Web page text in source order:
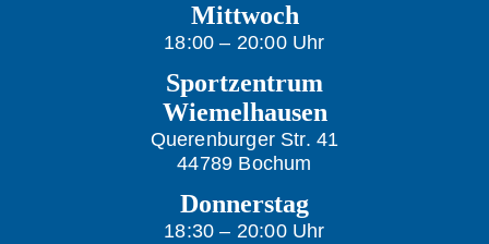
Mittwoch
18:00 – 20:00 Uhr
Sportzentrum
Wiemelhausen
Querenburger Str. 41
44789 Bochum
Donnerstag
18:30 – 20:00 Uhr